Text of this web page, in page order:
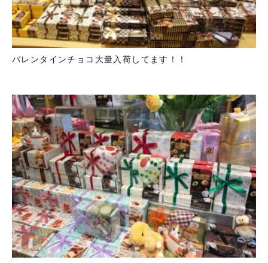
バレンタインチョコ大量入荷してます！！